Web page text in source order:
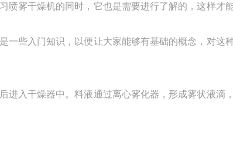
喷雾干燥机的同时，它也是需要进行了解的，这样才
一些入门知识，以便让大家能够有基础的概念，对这
进入干燥器中。料液通过离心雾化器，形成雾状液滴